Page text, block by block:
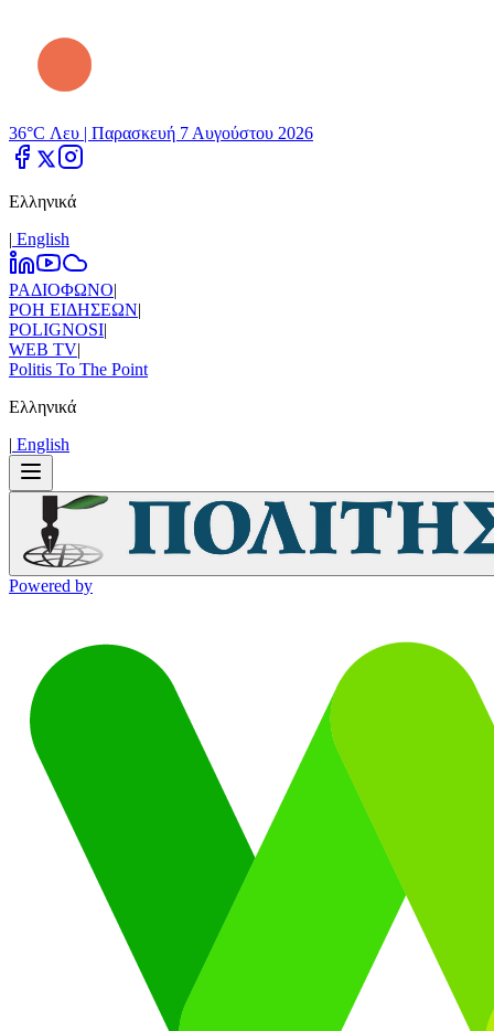
36°C Λευ | Παρασκευή 7 Αυγούστου 2026
Ελληνικά
| Εnglish
ΡΑΔΙΟΦΩΝΟ|
ΡΟΗ ΕΙΔΗΣΕΩΝ|
POLIGNOSI|
WEB TV|
Politis To The Point
Ελληνικά
| Εnglish
Powered by